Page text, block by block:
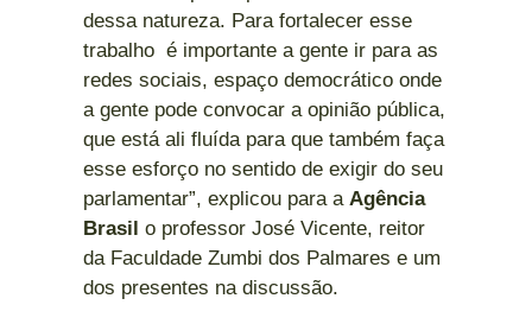
dessa natureza. Para fortalecer esse
trabalho é importante a gente ir para as
redes sociais, espaço democrático onde
a gente pode convocar a opinião pública,
que está ali fluída para que também faça
esse esforço no sentido de exigir do seu
parlamentar”, explicou para a Agência
Brasil o professor José Vicente, reitor
da Faculdade Zumbi dos Palmares e um
dos presentes na discussão.